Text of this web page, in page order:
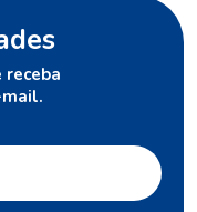
receba